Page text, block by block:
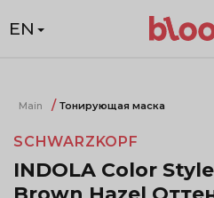
EN
Main Тонирующая маска
SCHWARZKOPF
INDOLA Color